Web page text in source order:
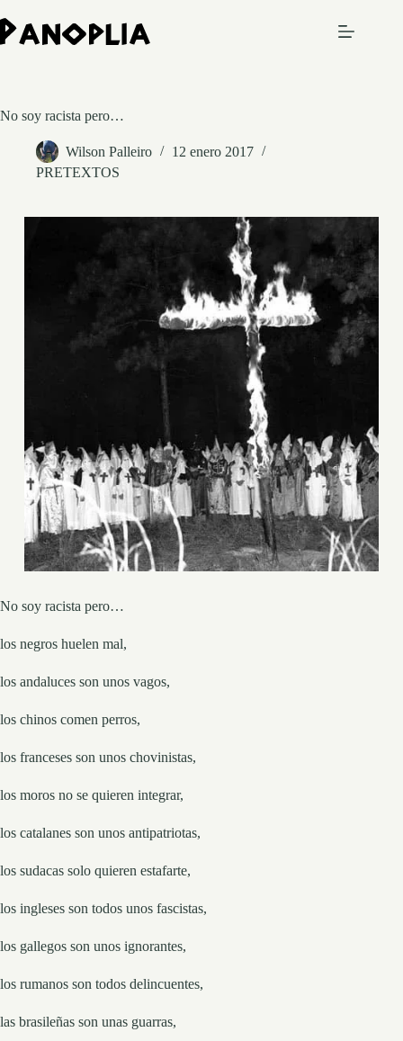
al
contenido
No soy racista pero…
Wilson Palleiro
12 enero 2017
PRETEXTOS
No soy racista pero…
los negros huelen mal,
los andaluces son unos vagos,
los chinos comen perros,
los franceses son unos chovinistas,
los moros no se quieren integrar,
los catalanes son unos antipatriotas,
los sudacas solo quieren estafarte,
los ingleses son todos unos fascistas,
los gallegos son unos ignorantes,
los rumanos son todos delincuentes,
las brasileñas son unas guarras,